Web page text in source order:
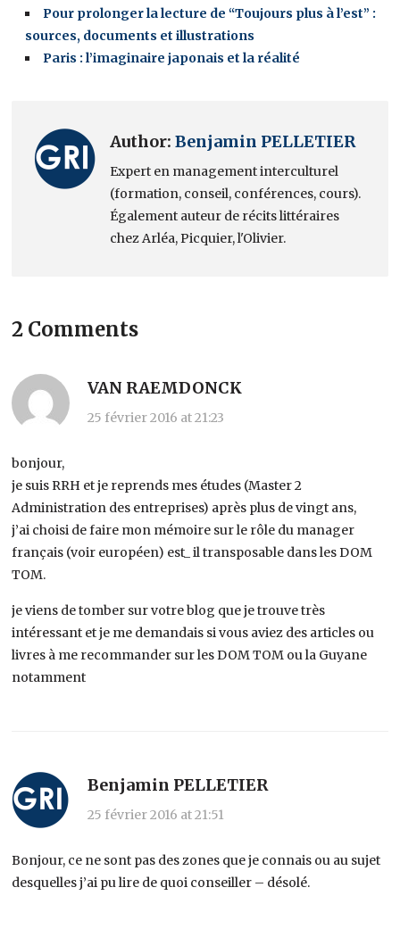
Pour prolonger la lecture de “Toujours plus à l’est” :
sources, documents et illustrations
Paris : l’imaginaire japonais et la réalité
Author:Benjamin PELLETIER
Expert en management interculturel
(formation, conseil, conférences, cours).
Également auteur de récits littéraires
chez Arléa, Picquier, l'Olivier.
2 Comments
VAN RAEMDONCK
25 février 2016 at 21:23
bonjour,
je suis RRH et je reprends mes études (Master 2
Administration des entreprises) après plus de vingt ans,
j’ai choisi de faire mon mémoire sur le rôle du manager
français (voir européen) est_ il transposable dans les DOM
TOM.
je viens de tomber sur votre blog que je trouve très
intéressant et je me demandais si vous aviez des articles ou
livres à me recommander sur les DOM TOM ou la Guyane
notamment
Benjamin PELLETIER
25 février 2016 at 21:51
Bonjour, ce ne sont pas des zones que je connais ou au sujet
desquelles j’ai pu lire de quoi conseiller – désolé.